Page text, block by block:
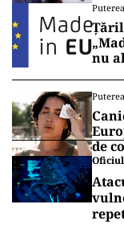
nu
de